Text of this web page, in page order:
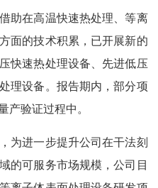
助在高温快速热处理、等离
面的技术积累，已开展新的
快速热处理设备、先进低压
理设备。报告期内，部分项
产验证过程中。
为进一步提升公司在干法刻
的可服务市场规模，公司目